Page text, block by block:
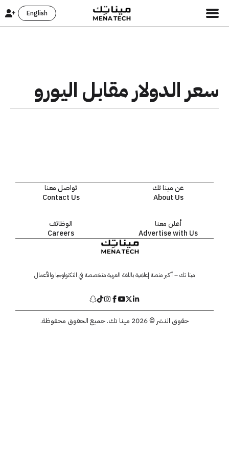
English
سعر الدولار مقابل اليورو
عن مينا تك
About Us
تواصل معنا
Contact Us
أعلن معنا
Advertise with Us
الوظائف
Careers
مينا تك – أكبر منصة إعلامية باللغة العربية متخصصة في التكنولوجيا والأعمال
حقوق النشر © 2026 مينا تك. جميع الحقوق محفوظة.